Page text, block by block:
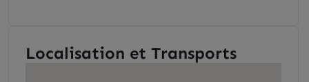
Localisation et Transports